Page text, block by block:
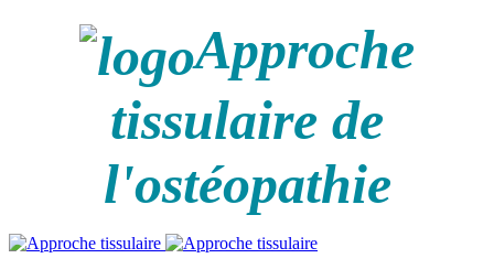
Approche
tissulaire de
l'ostéopathie